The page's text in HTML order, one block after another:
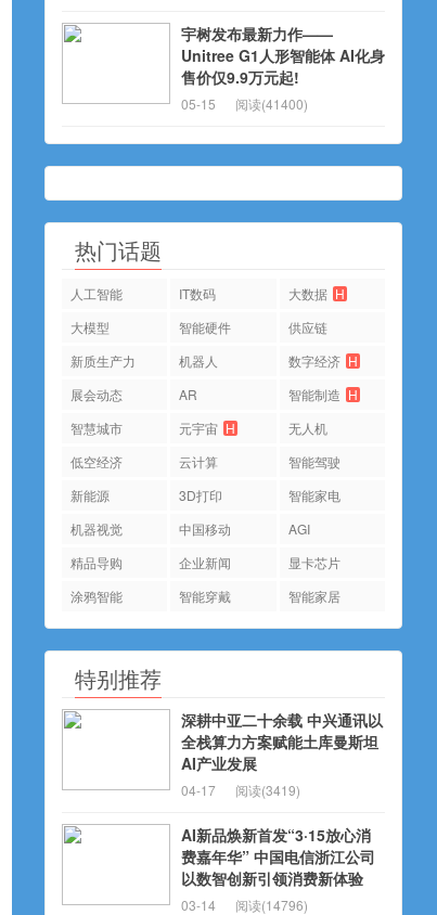
宇树发布最新力作——
Unitree G1人形智能体 AI化身
售价仅9.9万元起!
05-15 阅读(41400)
热门话题
人工智能 IT数码 大数据 H
大模型
智能硬件
供应链
新质生产力
机器人 数字经济 H
展会动态
AR 智能制造 H
智慧城市
元宇宙 H
无人机
低空经济
云计算
智能驾驶
新能源
3D打印
智能家电
机器视觉
中国移动
AGI
精品导购
企业新闻
显卡芯片
涂鸦智能
智能穿戴 智能家居
特别推荐
深耕中亚二十余载 中兴通讯以
全栈算力方案赋能土库曼斯坦
AI产业发展
04-17 阅读(3419)
AI新品焕新首发“3·15放心消
费嘉年华” 中国电信浙江公司
以数智创新引领消费新体验
03-14 阅读(14796)